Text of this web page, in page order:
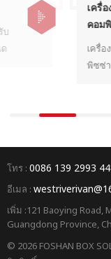
เครื่องตัด Die-
คอมพิวเตอร์
เครื่องพิมพ์เฟล็กโซ
โทร : 0086 139 2993
อีเมล :
เพิ่ม :121 Baoying Road,
Guangdong Province,
© 2026 FOSHAN BOX